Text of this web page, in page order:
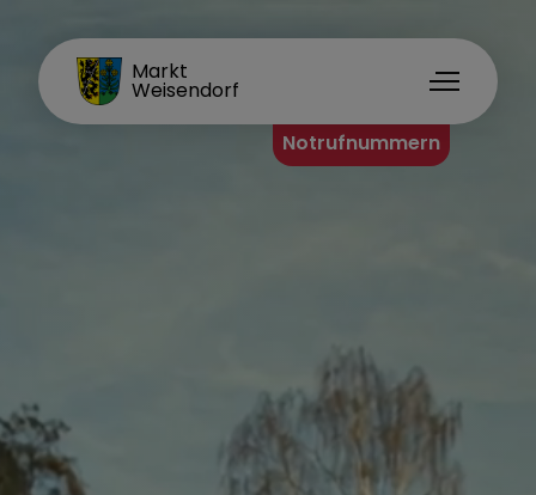
Markt
Weisendorf
FAMILIENORT
Notrufnummern